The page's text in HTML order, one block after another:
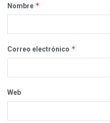
Nombre *
Correo electrónico *
Web